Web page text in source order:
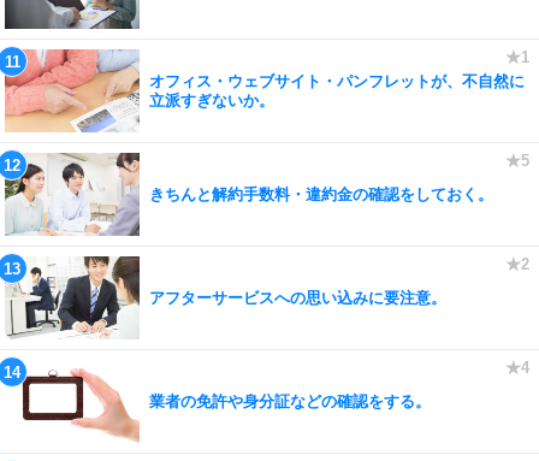
オフィス・ウェブサイト・パンフレットが、不自然に
立派すぎないか。
きちんと解約手数料・違約金の確認をしておく。
アフターサービスへの思い込みに要注意。
業者の免許や身分証などの確認をする。